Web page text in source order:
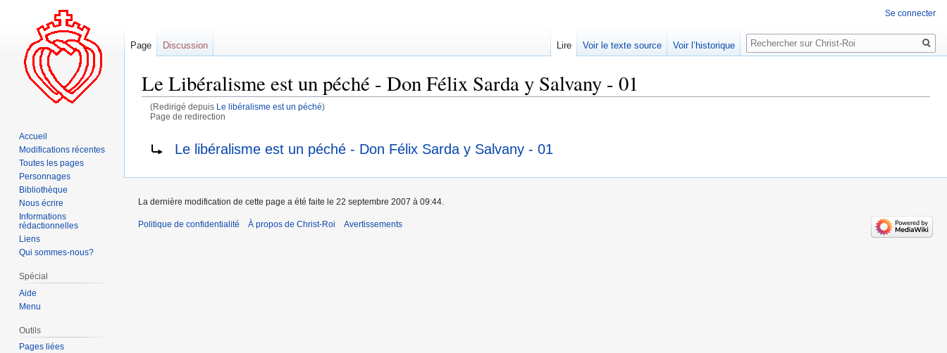
Le Libéralisme est un péché - Don Félix Sarda y Salvany - 01
(Redirigé depuis Le libéralisme est un péché)
Page de redirection
Rediriger vers :Le libéralisme est un péché - Don Félix Sarda y Salvany - 01
Se connecter
Page Discussion Lire Voir le texte source Voir l’historique
Rechercher
Accueil
Modifications récentes
Toutes les pages
Personnages
Bibliothèque
Nous écrire
Informations
rédactionnelles
Liens
Qui sommes-nous?
Spécial
Aide
Menu
Outils
Pages liées
La dernière modification de cette page a été faite le 22 septembre 2007 à 09:44.
Politique de confidentialité À propos de Christ-Roi Avertissements